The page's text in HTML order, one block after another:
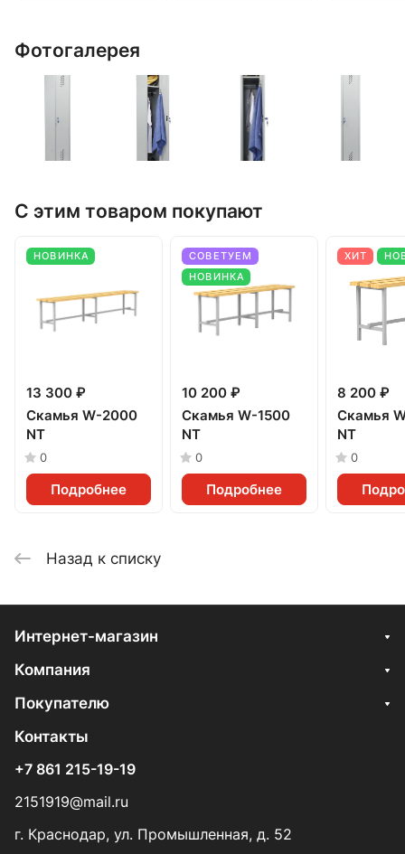
Фотогалерея
С этим товаром покупают
НОВИНКА
13 300 ₽
Скамья W-2000
NT
0
Подробнее
СОВЕТУЕМ
НОВИНКА
10 200 ₽
Скамья W-1500
NT
0
Подробнее
ХИТ
8 200 ₽
Скамья
NT
0
Назад к списку
Интернет-магазин
Компания
Покупателю
Контакты
+7 861 215-19-19
2151919@mail.ru
г. Краснодар, ул. Промышленная, д. 52